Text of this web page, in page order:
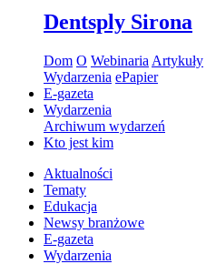
Dentsply Sirona
Dom O Webinaria Artykuły
Wydarzenia ePapier
E-gazeta
Wydarzenia
Archiwum wydarzeń
Kto jest kim
Aktualności
Tematy
Edukacja
Newsy branżowe
E-gazeta
Wydarzenia